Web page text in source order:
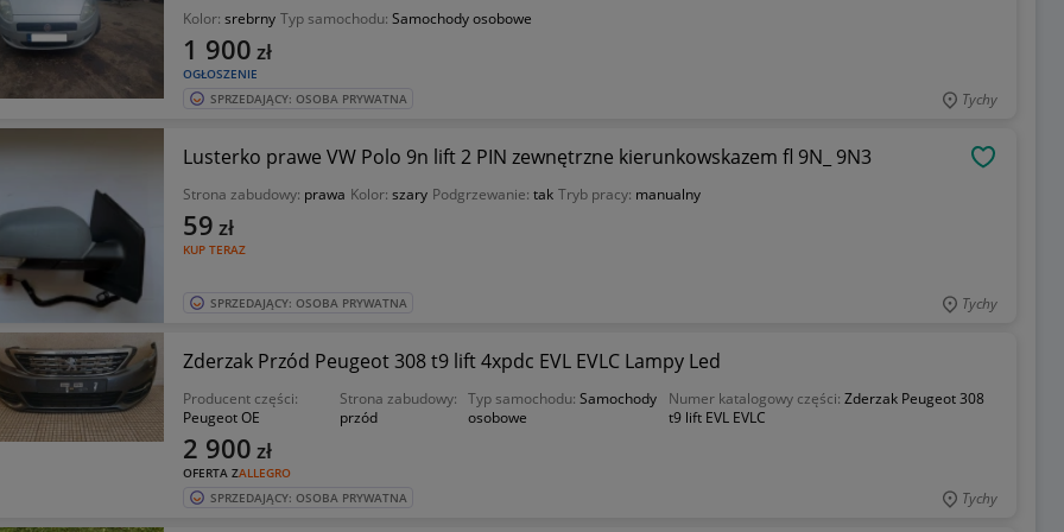
Kolor: srebrny Typ samochodu: Samochody osobowe
OGŁOSZENIE
1 900 zł
SPRZEDAJĄCY: OSOBA PRYWATNA Tychy
Lusterko prawe VW Polo 9n lift 2 PIN zewnętrzne kierunkowskazem fl 9N_ 9N3
Strona zabudowy: prawa Kolor: szary Podgrzewanie: tak Tryb pracy: manualny
KUP TERAZ
59 zł
SPRZEDAJĄCY: OSOBA PRYWATNA Tychy
Zderzak Przód Peugeot 308 t9 lift 4xpdc EVL EVLC Lampy Led
Producent części:
Peugeot OE
Strona zabudowy:
przód
Typ samochodu:Samochody
osobowe
Numer katalogowy części:Zderzak Peugeot 308
t9 lift EVL EVLC
OFERTA ZALLEGRO
2 900 zł
SPRZEDAJĄCY: OSOBA PRYWATNA Tychy